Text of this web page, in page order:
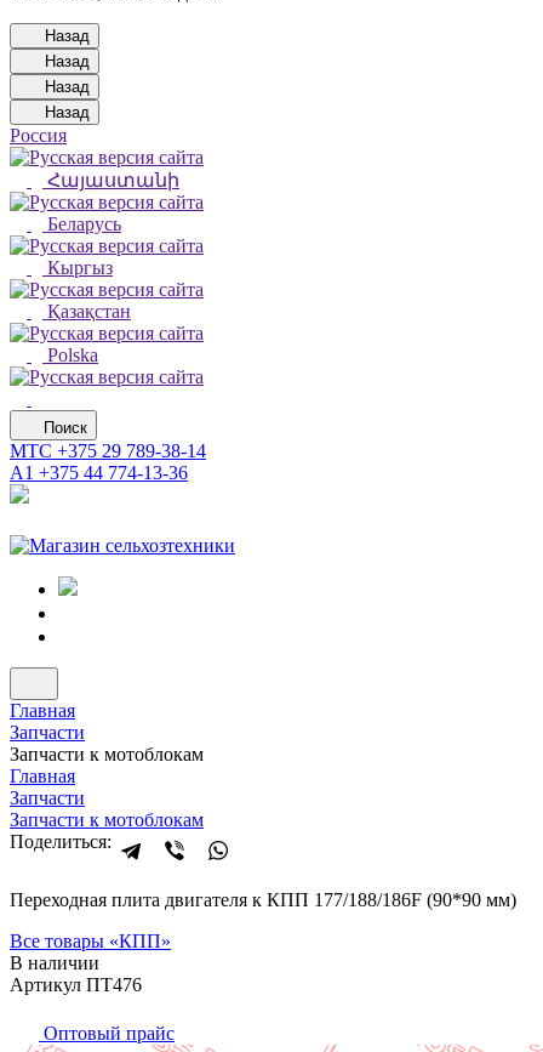
Назад
Назад
Назад
Назад
Россия
Հայաստանի
Беларусь
Кыргыз
Қазақстан
Polska
Поиск
МТС +375 29 789-38-14
А1 +375 44 774-13-36
Главная
Запчасти
Запчасти к мотоблокам
Главная
Запчасти
Запчасти к мотоблокам
Поделиться:
Переходная плита двигателя к КПП 177/188/186F (90*90 мм)
Все товары «КПП»
В наличии
Артикул ПТ476
Оптовый прайс